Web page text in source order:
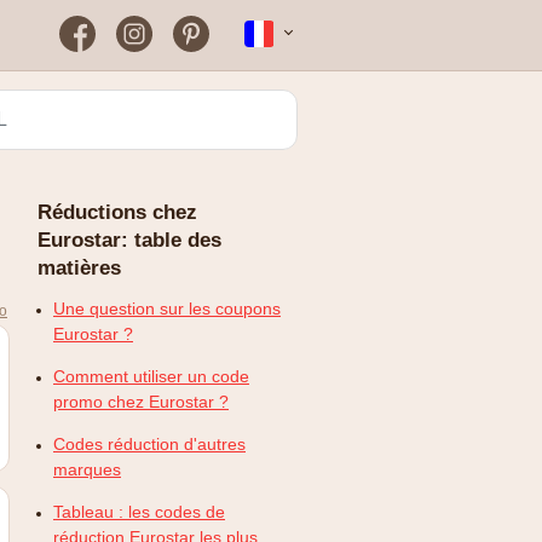
Kenwood
Rowenta
mon code de
ne fonctionne pas
FacebookInstagramPinterest
Réductions chez
Eurostar: table des
matières
Une question sur les coupons
Eurostar ?
Comment utiliser un code
promo chez Eurostar ?
Codes réduction d'autres
marques
Tableau : les codes de
réduction Eurostar les plus